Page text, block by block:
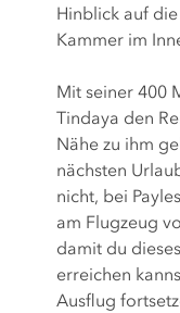
Hinblick auf
Kammer im
Mit seiner 400
Tindaya den
Nähe zu ihm
nächsten
nicht, bei
am Flugzeug
damit du
erreichen
Ausflug